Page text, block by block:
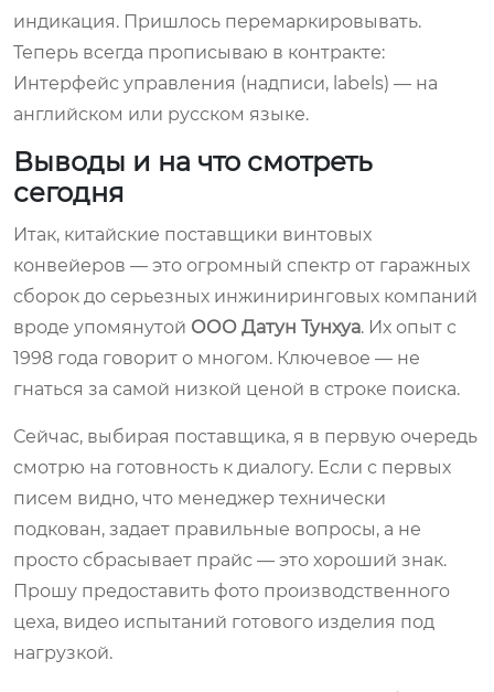
индикация. Пришлось перемаркировывать.
Теперь всегда прописываю в контракте:
Интерфейс управления (надписи, labels) — на
английском или русском языке.
Выводы и на что смотреть
сегодня
Итак, китайские поставщики винтовых
конвейеров — это огромный спектр от гаражных
сборок до серьезных инжиниринговых компаний
вроде упомянутой ООО Датун Тунхуа. Их опыт с
1998 года говорит о многом. Ключевое — не
гнаться за самой низкой ценой в строке поиска.
Сейчас, выбирая поставщика, я в первую очередь
смотрю на готовность к диалогу. Если с первых
писем видно, что менеджер технически
подкован, задает правильные вопросы, а не
просто сбрасывает прайс — это хороший знак.
Прошу предоставить фото производственного
цеха, видео испытаний готового изделия под
нагрузкой.